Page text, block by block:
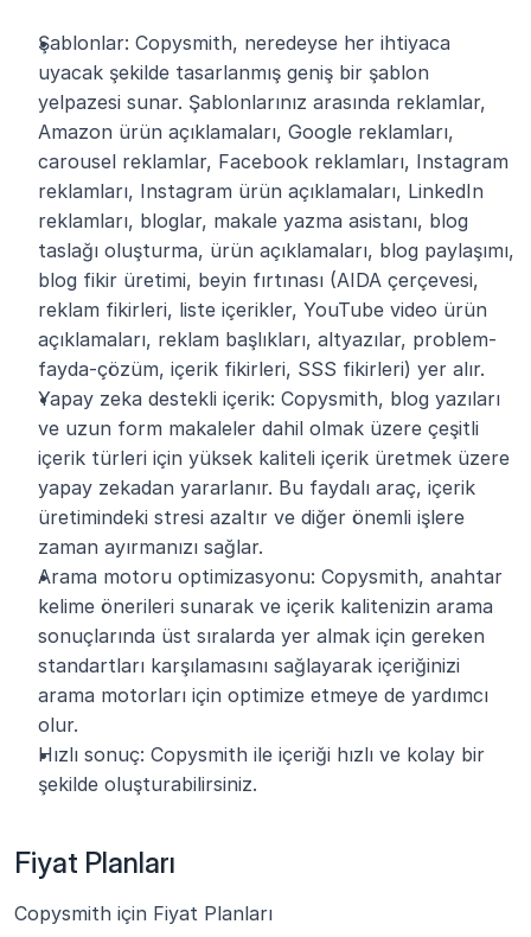
Şablonlar: Copysmith, neredeyse her ihtiyaca
uyacak şekilde tasarlanmış geniş bir şablon
yelpazesi sunar. Şablonlarınız arasında reklamlar,
Amazon ürün açıklamaları, Google reklamları,
carousel reklamlar, Facebook reklamları, Instagram
reklamları, Instagram ürün açıklamaları, LinkedIn
reklamları, bloglar, makale yazma asistanı, blog
taslağı oluşturma, ürün açıklamaları, blog paylaşımı,
blog fikir üretimi, beyin fırtınası (AIDA çerçevesi,
reklam fikirleri, liste içerikler, YouTube video ürün
açıklamaları, reklam başlıkları, altyazılar, problem-
fayda-çözüm, içerik fikirleri, SSS fikirleri) yer alır.
Yapay zeka destekli içerik: Copysmith, blog yazıları
ve uzun form makaleler dahil olmak üzere çeşitli
içerik türleri için yüksek kaliteli içerik üretmek üzere
yapay zekadan yararlanır. Bu faydalı araç, içerik
üretimindeki stresi azaltır ve diğer önemli işlere
zaman ayırmanızı sağlar.
Arama motoru optimizasyonu: Copysmith, anahtar
kelime önerileri sunarak ve içerik kalitenizin arama
sonuçlarında üst sıralarda yer almak için gereken
standartları karşılamasını sağlayarak içeriğinizi
arama motorları için optimize etmeye de yardımcı
olur.
Hızlı sonuç: Copysmith ile içeriği hızlı ve kolay bir
şekilde oluşturabilirsiniz.
Fiyat Planları
Copysmith için Fiyat Planları